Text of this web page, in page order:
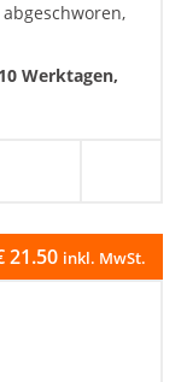
Werktagen,
21.50 inkl. MwSt.